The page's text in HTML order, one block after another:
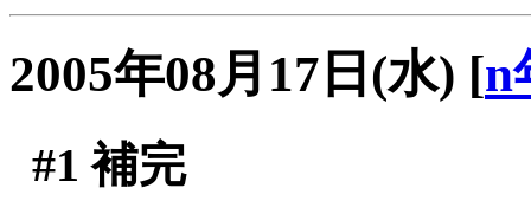
2005年08月17日(水) [n
#1 補完